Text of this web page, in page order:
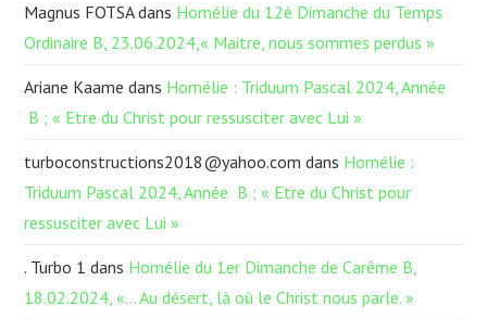
Magnus FOTSAdans Homélie du 12è Dimanche du Temps
Ordinaire B, 23.06.2024,« Maitre, nous sommes perdus »
Ariane Kaame dans Homélie : Triduum Pascal 2024, Année
B ; « Etre du Christ pour ressusciter avec Lui »
turboconstructions2018@yahoo.com dans Homélie :
Triduum Pascal 2024, Année B ; « Etre du Christ pour
ressusciter avec Lui »
. Turbo 1 dans Homélie du 1er Dimanche de Carême B,
18.02.2024, «… Au désert, là où le Christ nous parle. »